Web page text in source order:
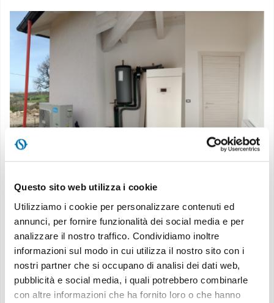
Questo sito web utilizza i cookie
Utilizziamo i cookie per personalizzare contenuti ed
annunci, per fornire funzionalità dei social media e per
analizzare il nostro traffico. Condividiamo inoltre
informazioni sul modo in cui utilizza il nostro sito con i
nostri partner che si occupano di analisi dei dati web,
pubblicità e social media, i quali potrebbero combinarle
con altre informazioni che ha fornito loro o che hanno
La scelta di Sherpa Aquadue è stata dettata dalla
necessità di garantire elevate prestazioni anche
durante le alte temperature. Il sistema con un doppio
circuito frigorifero assicura infatti una produzione
affidabile di acqua calda sanitaria anche in condizioni